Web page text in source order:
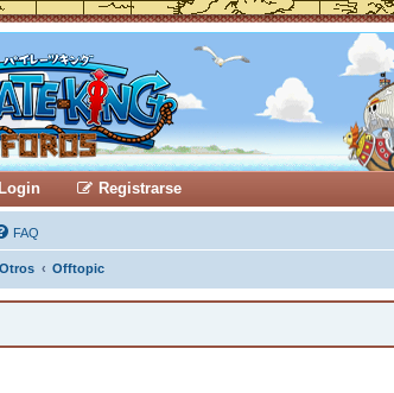
Login Registrarse
FAQ
Otros Offtopic